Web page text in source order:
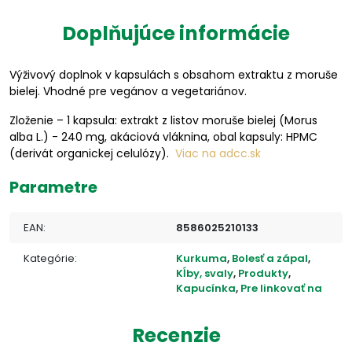
Doplňujúce informácie
Výživový doplnok v kapsulách s obsahom extraktu z moruše
bielej. Vhodné pre vegánov a vegetariánov.
Zloženie – 1 kapsula: extrakt z listov moruše bielej (Morus
alba L.) - 240 mg, akáciová vláknina, obal kapsuly: HPMC
(derivát organickej celulózy). Viac na adcc.sk
Parametre
EAN: 8586025210133
Kategórie: Kurkuma, Bolesť a zápal,
Kĺby, svaly, Produkty,
Kapucínka, Pre linkovať na
Recenzie